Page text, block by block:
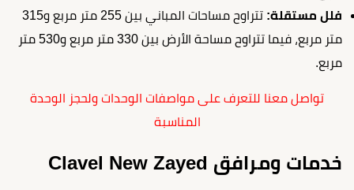
فلل مستقلة:
تتراوح مساحات المباني بين 255 متر مربع و315
متر مربع، فيما تتراوح مساحة الأرض بين 330 متر مربع و530 متر
مربع.
تواصل معنا للتعرف على مواصفات الوحدات ولحجز الوحدة
المناسبة
خدمات ومرافق Clavel New Zayed